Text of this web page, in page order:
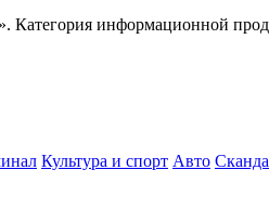
информационной
Культура и спорт Авто